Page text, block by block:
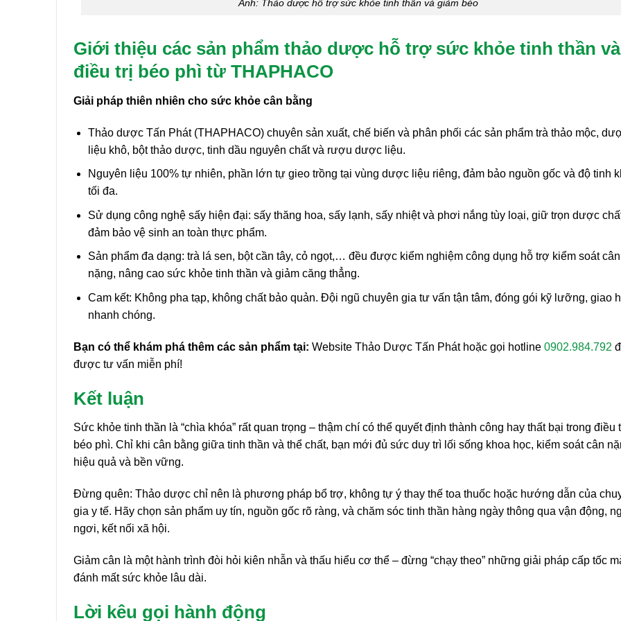
Ảnh: Thảo dược hỗ trợ sức khỏe tinh thần và giảm béo
Giới thiệu các sản phẩm thảo dược hỗ trợ sức khỏe tinh thần và
điều trị béo phì từ THAPHACO
Giải pháp thiên nhiên cho sức khỏe cân bằng
Thảo dược Tấn Phát (THAPHACO) chuyên sản xuất, chế biến và phân phối các sản phẩm trà thảo mộc,
liệu khô, bột thảo dược, tinh dầu nguyên chất và rượu dược liệu.
Nguyên liệu 100% tự nhiên, phần lớn tự gieo trồng tại vùng dược liệu riêng, đảm bảo nguồn gốc và độ tinh
tối đa.
Sử dụng công nghệ sấy hiện đại: sấy thăng hoa, sấy lạnh, sấy nhiệt và phơi nắng tùy loại, giữ trọn dược
đảm bảo vệ sinh an toàn thực phẩm.
Sản phẩm đa dạng: trà lá sen, bột cần tây, cỏ ngọt,… đều được kiểm nghiệm công dụng hỗ trợ kiểm soát cân
nặng, nâng cao sức khỏe tinh thần và giảm căng thẳng.
Cam kết: Không pha tạp, không chất bảo quản. Đội ngũ chuyên gia tư vấn tận tâm, đóng gói kỹ lưỡng, giao
nhanh chóng.
Bạn có thể khám phá thêm các sản phẩm tại: Website Thảo Dược Tấn Phát hoặc gọi hotline 0902.984.792
được tư vấn miễn phí!
Kết luận
Sức khỏe tinh thần là “chìa khóa” rất quan trọng – thậm chí có thể quyết định thành công hay thất bại trong điều
béo phì. Chỉ khi cân bằng giữa tinh thần và thể chất, bạn mới đủ sức duy trì lối sống khoa học, kiểm soát cân
hiệu quả và bền vững.
Đừng quên: Thảo dược chỉ nên là phương pháp bổ trợ, không tự ý thay thế toa thuốc hoặc hướng dẫn của
gia y tế. Hãy chọn sản phẩm uy tín, nguồn gốc rõ ràng, và chăm sóc tinh thần hàng ngày thông qua vận động,
ngơi, kết nối xã hội.
Giảm cân là một hành trình đòi hỏi kiên nhẫn và thấu hiểu cơ thể – đừng “chạy theo” những giải pháp cấp tốc
đánh mất sức khỏe lâu dài.
Lời kêu gọi hành động